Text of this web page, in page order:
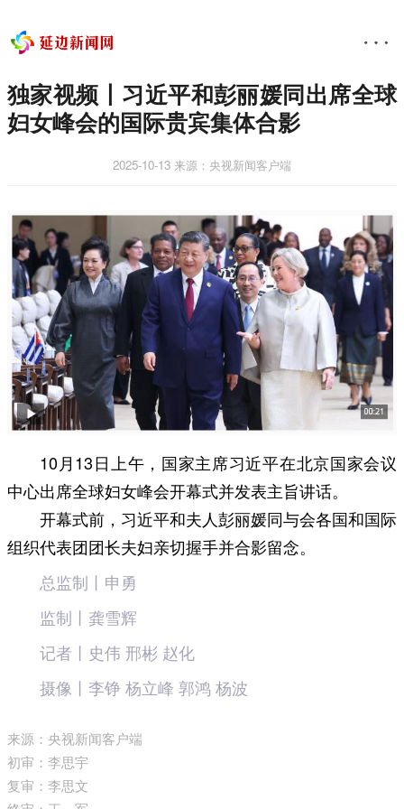
独家视频丨习近平和彭丽媛同出席全球
妇女峰会的国际贵宾集体合影
2025-10-13 来源：央视新闻客户端
10月13日上午，国家主席习近平在北京国家会议
中心出席全球妇女峰会开幕式并发表主旨讲话。
开幕式前，习近平和夫人彭丽媛同与会各国和国际
组织代表团团长夫妇亲切握手并合影留念。
总监制丨申勇
监制丨龚雪辉
记者丨史伟 邢彬 赵化
摄像丨李铮 杨立峰 郭鸿 杨波
来源：央视新闻客户端
初审：李思宇
复审：李思文